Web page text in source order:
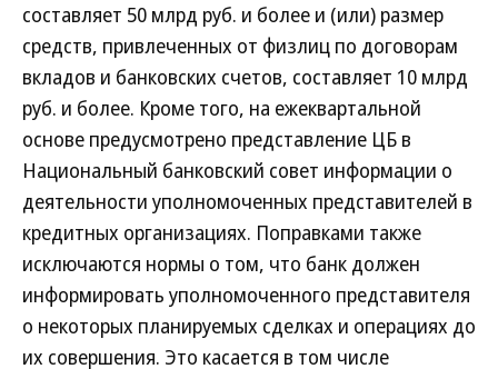
составляет 50 млрд руб. и более и (или) размер
средств, привлеченных от физлиц по договорам
вкладов и банковских счетов, составляет 10 млрд
руб. и более. Кроме того, на ежеквартальной
основе предусмотрено представление ЦБ в
Национальный банковский совет информации о
деятельности уполномоченных представителей в
кредитных организациях. Поправками также
исключаются нормы о том, что банк должен
информировать уполномоченного представителя
о некоторых планируемых сделках и операциях до
их совершения. Это касается в том числе